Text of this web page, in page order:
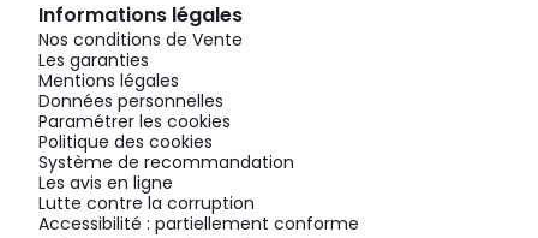
Informations légales
Nos conditions de Vente
Les garanties
Mentions légales
Données personnelles
Paramétrer les cookies
Politique des cookies
Système de recommandation
Les avis en ligne
Lutte contre la corruption
Accessibilité : partiellement conforme